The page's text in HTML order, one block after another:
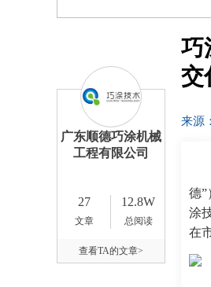
广东顺德巧涂机械
工程有限公司
27
文章
12.8W
总阅读
查看TA的文章>
巧
交
来源
德”
涂
在